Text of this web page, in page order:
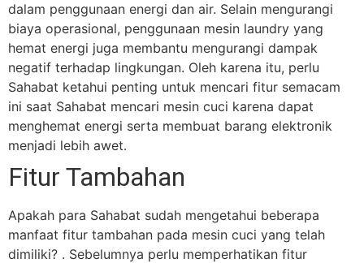
dalam penggunaan energi dan air. Selain mengurangi
biaya operasional, penggunaan mesin laundry yang
hemat energi juga membantu mengurangi dampak
negatif terhadap lingkungan. Oleh karena itu, perlu
Sahabat ketahui penting untuk mencari fitur semacam
ini saat Sahabat mencari mesin cuci karena dapat
menghemat energi serta membuat barang elektronik
menjadi lebih awet.
Fitur Tambahan
Apakah para Sahabat sudah mengetahui beberapa
manfaat fitur tambahan pada mesin cuci yang telah
dimiliki? . Sebelumnya perlu memperhatikan fitur